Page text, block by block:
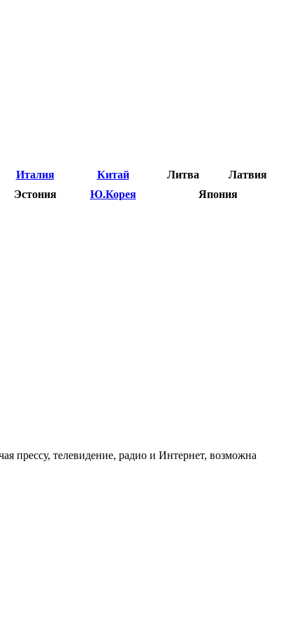
Италия Китай Литва
Латвия
Эстония Ю.Корея Япония
прессу, телевидение, радио и Интернет, возможна